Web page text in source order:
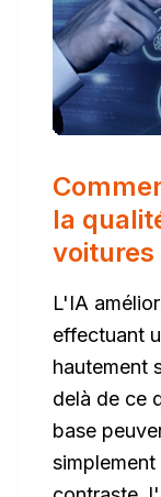
la
voitures
L'IA
effectuant
hautement
delà de ce
base